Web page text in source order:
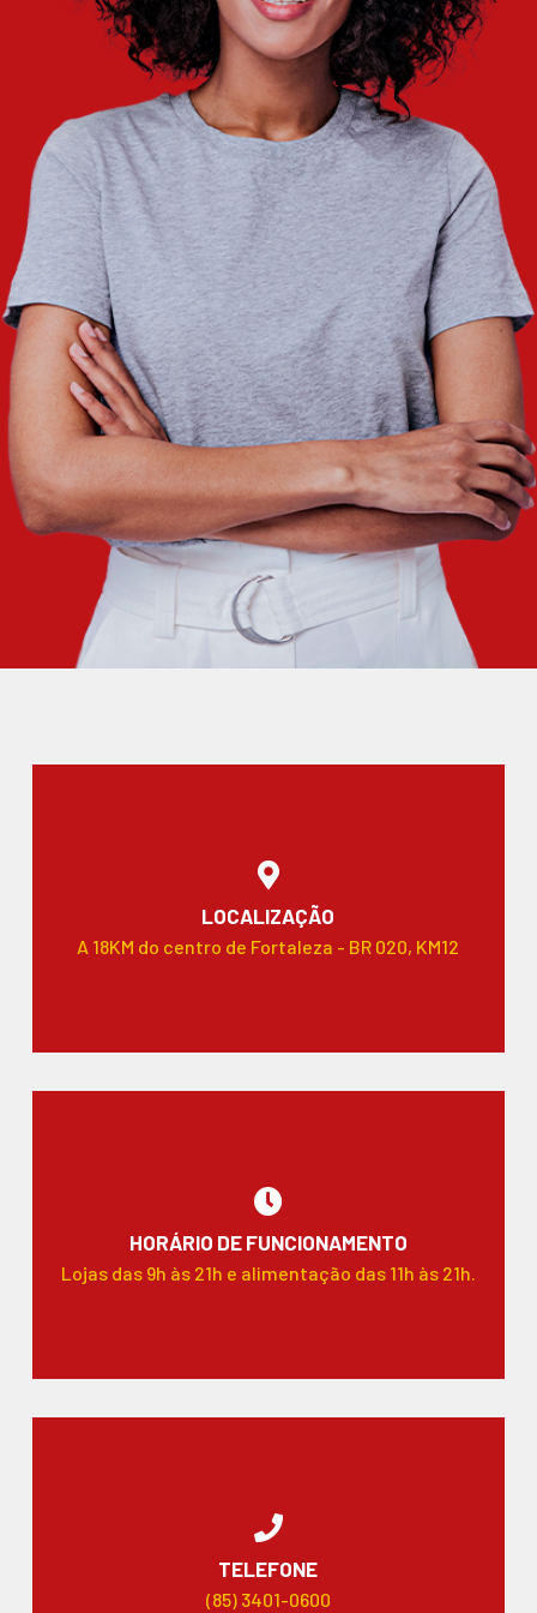
LOCALIZAÇÃO
A 18KM do centro de Fortaleza - BR 020, KM12
HORÁRIO DE FUNCIONAMENTO
Lojas das 9h às 21h e alimentação das 11h às 21h.
TELEFONE
(85) 3401-0600